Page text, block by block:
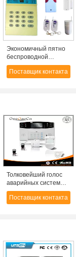
Экономичный пятно
беспроводной
сигнализации
системы CX-54
Поставщик контакта
Толковейший голос
аварийных систем
охранной
сигнализации w
Поставщик контакта